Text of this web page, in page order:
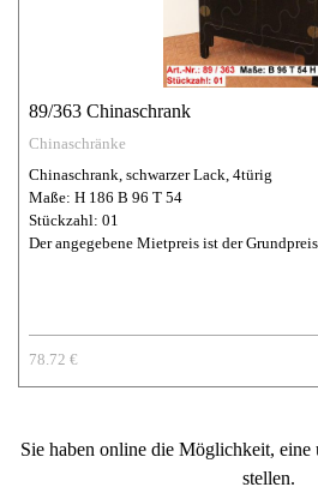
89/363 Chinaschrank
Chinaschränke
Chinaschrank, schwarzer Lack, 4türig
Maße: H 186 B 96 T 54
Stückzahl: 01
Der angegebene Mietpreis ist der
78.72 €
Sie haben online die Möglichkeit,
stellen.